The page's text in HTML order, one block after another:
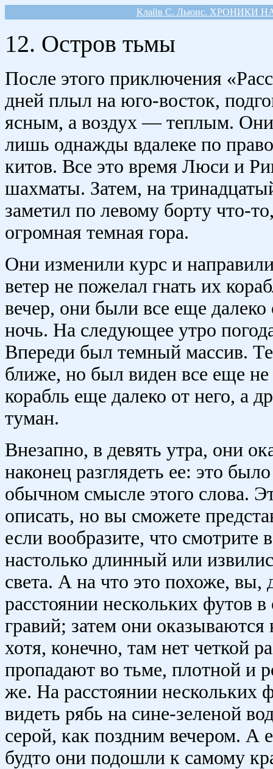
Клайв С. Льюис. ХРОНИКИ
12. Остров тьмы
После этого приключения
дней плыл на юго-восток,
ясным, а воздух — теплым.
лишь однажды вдалеке по
китов. Все это время Люси и
шахматы. Затем, на
заметил по левому борту что-
огромная темная гора.
Они изменили курс и
ветер не пожелал гнать их
вечер, они были все еще
ночь. На следующее утро
Впереди был темный массив.
ближе, но был виден все еще
корабль еще далеко от него, а
туман.
Внезапно, в девять утра, они
наконец разглядеть ее: это
обычном смысле этого слова.
описать, но вы сможете
если вообразите, что
настолько длинный или
света. А на что это похоже,
расстоянии нескольких футов
гравий; затем они
хотя, конечно, там нет четкой
пропадают во тьме, плотной и
же. На расстоянии нескольких
видеть рябь на сине-зеленой
серой, как поздним вечером. А
будто они подошли к самому